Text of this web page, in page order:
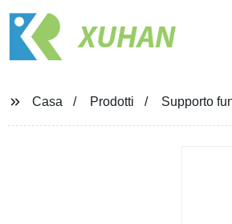
XUHAN
Casa Prodotti Supporto